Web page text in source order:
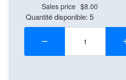
Sales price $8.00
Quantité disponible: 5
Quantité: